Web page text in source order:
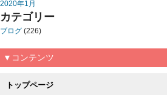
2020年1月
カテゴリー
ブログ (226)
▼コンテンツ
トップページ